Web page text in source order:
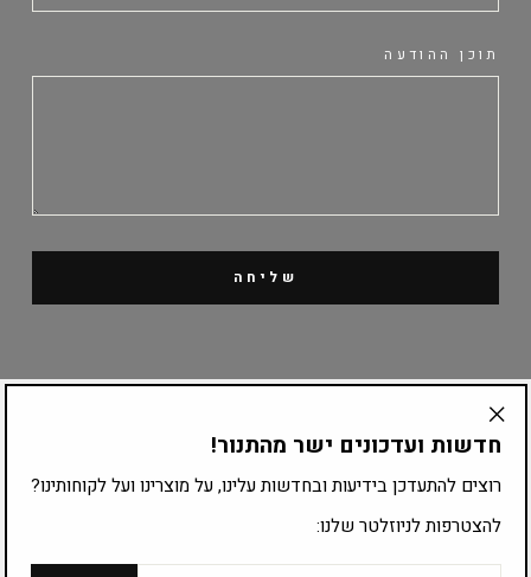
תוכן ההודעה
שליחה
קטלוג מוצרים
ציוד לפי עיסוק
חדשות ועדכונים ישר מהתנור!
רוצים להתעדכן בידיעות ובחדשות עלינו, על מוצרינו ועל לקוחותינו?
להצטרפות לניוזלטר שלנו:
אימייל
"Translation
he.general.accessibility.close_modal"